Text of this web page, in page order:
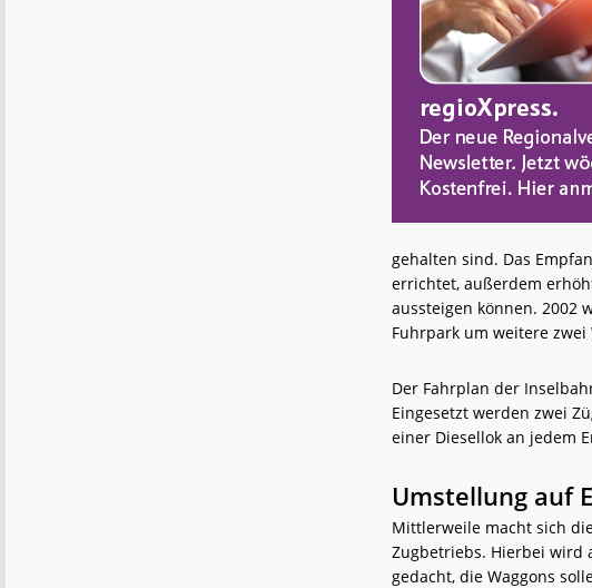
gehalten sind. Das
errichtet, außerdem
aussteigen können. 2002
Fuhrpark um weitere zwei
Der Fahrplan der
Eingesetzt werden zwei
einer Diesellok an jedem
Umstellung auf
Mittlerweile macht sich
Zugbetriebs. Hierbei wird
gedacht, die Waggons